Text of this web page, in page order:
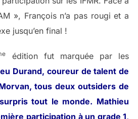
», François n’a pas rougi et a
jusqu’en final !
édition fut marquée par les
Durand, coureur de talent de
tous deux outsiders de
tout le monde. Mathieu
participation à un grade 1,